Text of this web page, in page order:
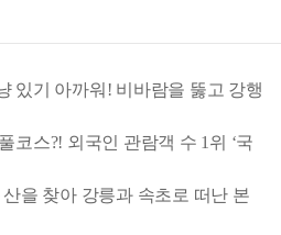
있기 아까워! 비바람을 뚫고 강행
코스?! 외국인 관람객 수 1위 ‘국
을 찾아 강릉과 속초로 떠난 본